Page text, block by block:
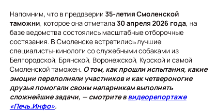
Напомним, что в преддверии 35-летия Смоленской
таможни, которое она отметала 30 апреля 2026 года, на
базе ведомства состоялись масштабные отборочные
состязания. В Смоленске встретились лучшие
специалисты-кинологи со служебными собаками из
Белгородской, Брянской, Воронежской, Курской и самой
Смоленской таможен. О том, как прошли испытания, какие
эмоции переполняли участников и как четвероногие
друзья помогали своим напарникам выполнять
сложнейшие задачи, — смотрите ввидеорепортаже
«Печь.Инфо».